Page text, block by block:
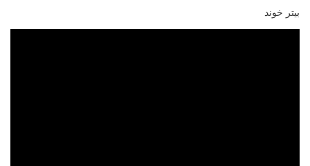
بيتر خوند